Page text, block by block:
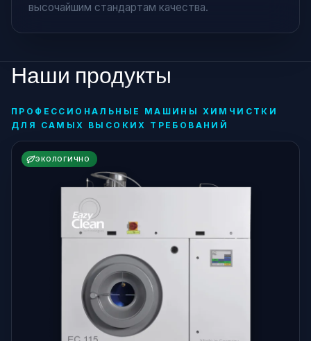
высочайшим стандартам качества.
Наши продукты
ПРОФЕССИОНАЛЬНЫЕ МАШИНЫ ХИМЧИСТКИ
ДЛЯ САМЫХ ВЫСОКИХ ТРЕБОВАНИЙ
ЭКОЛОГИЧНО